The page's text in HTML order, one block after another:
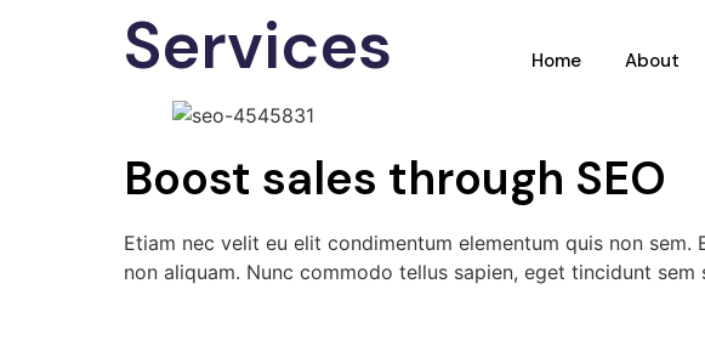
Home About
Services
Boost sales through SEO
Etiam nec velit eu elit condimentum elementum quis non
non aliquam. Nunc commodo tellus sapien, eget tincidunt sem